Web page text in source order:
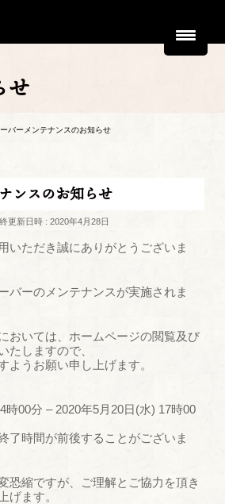
せ
バーメンテナンスのお知らせ
ンスのお知らせ
更新日時 : 2020年4月28日
いただき誠にありがとうございま
バーのメンテナンスが実施されま
おいては、ホームページの閲覧及び
たしますので、
ようお願い申し上げます。
時00分 – 2020年5月20日(水) 17時00
了時間が前後することがございま
恐縮ですが、ご理解とご協力を頂き
げます。